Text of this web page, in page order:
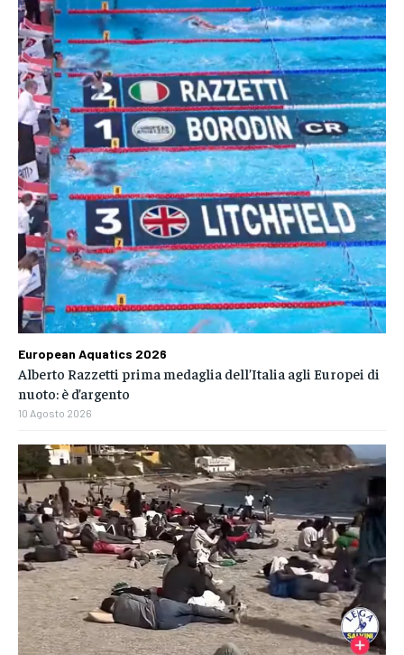
European Aquatics 2026
Alberto Razzetti prima medaglia dell’Italia agli Europei di
nuoto: è d’argento
10 Agosto 2026